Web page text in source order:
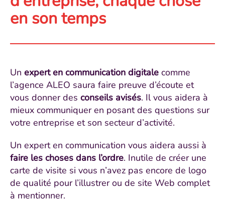
en son temps
Un expert en communication digitale comme
l’agence ALEO saura faire preuve d’écoute et
vous donner des conseils avisés. Il vous aidera à
mieux communiquer en posant des questions sur
votre entreprise et son secteur d’activité.
Un expert en communication vous aidera aussi à
faire les choses dans l’ordre. Inutile de créer une
carte de visite si vous n’avez pas encore de logo
de qualité pour l’illustrer ou de site Web complet
à mentionner.